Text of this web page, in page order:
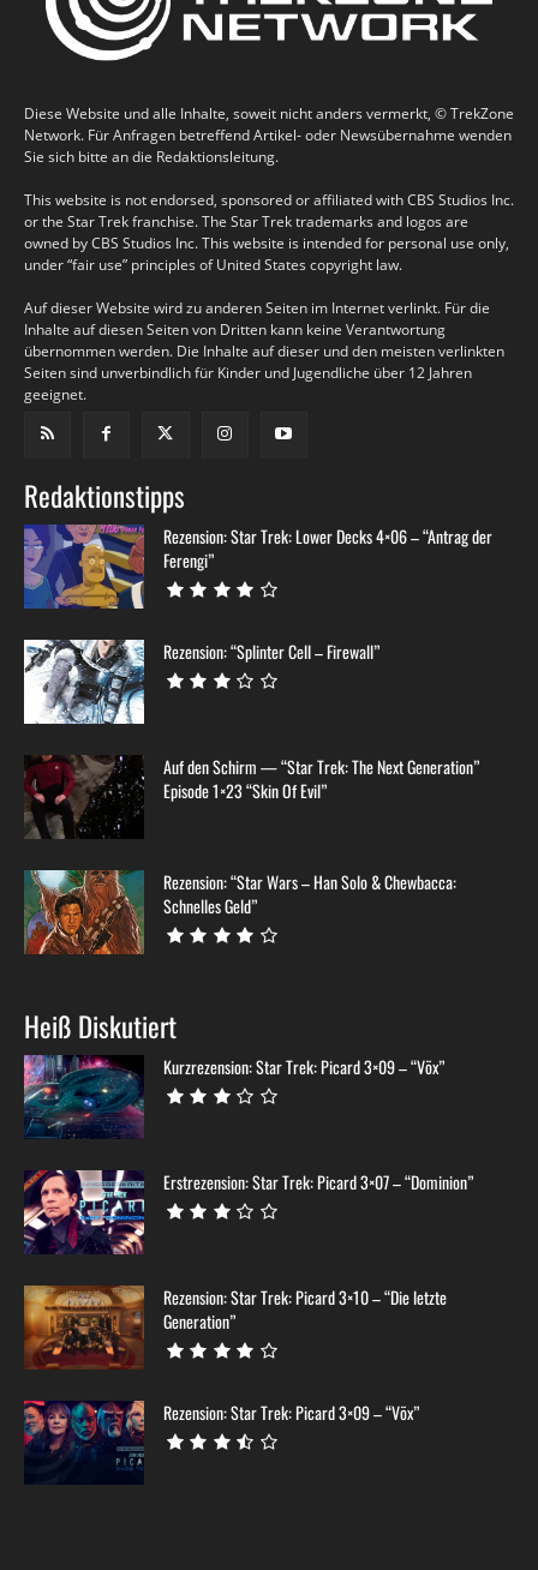
Diese Website und alle Inhalte, soweit nicht anders vermerkt, © TrekZone
Network. Für Anfragen betreffend Artikel- oder Newsübernahme wenden
Sie sich bitte an die Redaktionsleitung.
This website is not endorsed, sponsored or affiliated with CBS Studios Inc.
or the Star Trek franchise. The Star Trek trademarks and logos are
owned by CBS Studios Inc. This website is intended for personal use only,
under “fair use” principles of United States copyright law.
Auf dieser Website wird zu anderen Seiten im Internet verlinkt. Für die
Inhalte auf diesen Seiten von Dritten kann keine Verantwortung
übernommen werden. Die Inhalte auf dieser und den meisten verlinkten
Seiten sind unverbindlich für Kinder und Jugendliche über 12 Jahren
geeignet.
Redaktionstipps
Rezension: Star Trek: Lower Decks 4×06 – “Antrag der
Ferengi”
Rezension: “Splinter Cell – Firewall”
Auf den Schirm — “Star Trek: The Next Generation”
Episode 1×23 “Skin Of Evil”
Rezension: “Star Wars – Han Solo & Chewbacca:
Schnelles Geld”
Heiß Diskutiert
Kurzrezension: Star Trek: Picard 3×09 – “Võx”
Erstrezension: Star Trek: Picard 3×07 – “Dominion”
Rezension: Star Trek: Picard 3×10 – “Die letzte
Generation”
Rezension: Star Trek: Picard 3×09 – “Võx”